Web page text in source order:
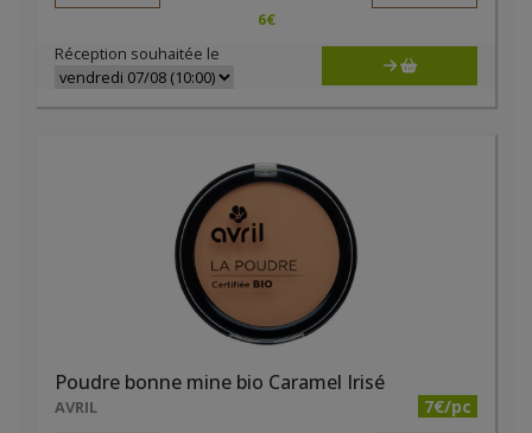
6€
Réception souhaitée le
Poudre bonne mine bio Caramel Irisé
AVRIL 7€/pc